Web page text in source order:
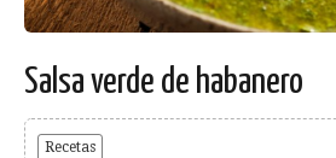
Salsa verde de habanero
Recetas